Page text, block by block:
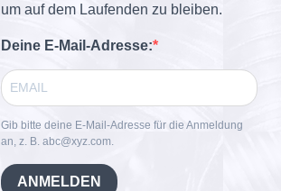
um auf dem Laufenden zu bleiben.
Deine E-Mail-Adresse:
Gib bitte deine E-Mail-Adresse für die Anmeldung
an, z. B. abc@xyz.com.
ANMELDEN